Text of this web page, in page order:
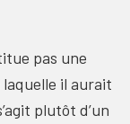
pas une
il aurait
plutôt d’un